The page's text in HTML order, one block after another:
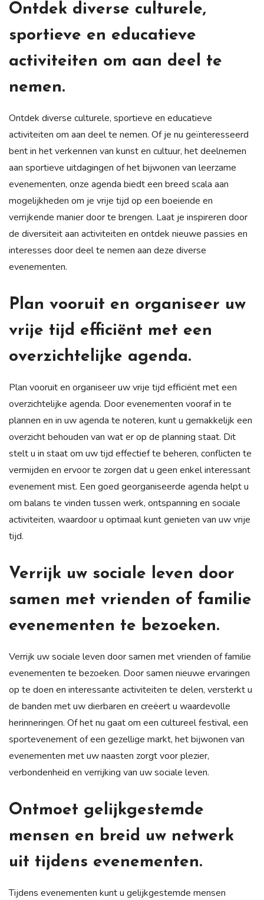
Ontdek diverse culturele,
sportieve en educatieve
activiteiten om aan deel te
nemen.
Ontdek diverse culturele, sportieve en educatieve
activiteiten om aan deel te nemen. Of je nu geïnteresseerd
bent in het verkennen van kunst en cultuur, het deelnemen
aan sportieve uitdagingen of het bijwonen van leerzame
evenementen, onze agenda biedt een breed scala aan
mogelijkheden om je vrije tijd op een boeiende en
verrijkende manier door te brengen. Laat je inspireren door
de diversiteit aan activiteiten en ontdek nieuwe passies en
interesses door deel te nemen aan deze diverse
evenementen.
Plan vooruit en organiseer uw
vrije tijd efficiënt met een
overzichtelijke agenda.
Plan vooruit en organiseer uw vrije tijd efficiënt met een
overzichtelijke agenda. Door evenementen vooraf in te
plannen en in uw agenda te noteren, kunt u gemakkelijk een
overzicht behouden van wat er op de planning staat. Dit
stelt u in staat om uw tijd effectief te beheren, conflicten te
vermijden en ervoor te zorgen dat u geen enkel interessant
evenement mist. Een goed georganiseerde agenda helpt u
om balans te vinden tussen werk, ontspanning en sociale
activiteiten, waardoor u optimaal kunt genieten van uw vrije
tijd.
Verrijk uw sociale leven door
samen met vrienden of familie
evenementen te bezoeken.
Verrijk uw sociale leven door samen met vrienden of familie
evenementen te bezoeken. Door samen nieuwe ervaringen
op te doen en interessante activiteiten te delen, versterkt u
de banden met uw dierbaren en creëert u waardevolle
herinneringen. Of het nu gaat om een cultureel festival, een
sportevenement of een gezellige markt, het bijwonen van
evenementen met uw naasten zorgt voor plezier,
verbondenheid en verrijking van uw sociale leven.
Ontmoet gelijkgestemde
mensen en breid uw netwerk
uit tijdens evenementen.
Tijdens evenementen kunt u gelijkgestemde mensen